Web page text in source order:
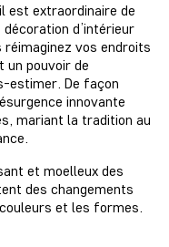
est extraordinaire de
d’intérieur
vos endroits
un pouvoir de
estimer. De façon
innovante
mariant la tradition au
et moelleux des
des changements
et les formes.